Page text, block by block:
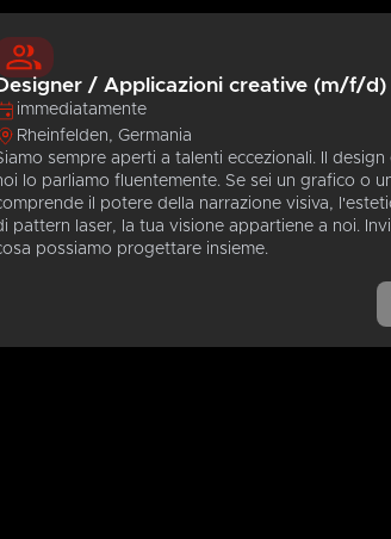
/ Applicazioni creative (m/f/d)
immediatamente
Rheinfelden, Germania
sempre aperti a talenti eccezionali. Il
lo parliamo fluentemente. Se sei un grafico o
il potere della narrazione visiva,
pattern laser, la tua visione appartiene a noi.
possiamo progettare insieme.